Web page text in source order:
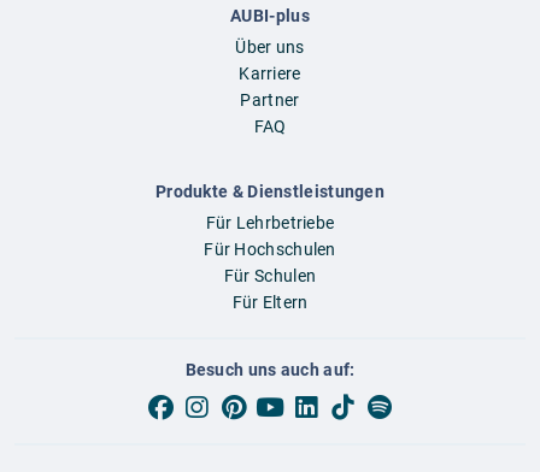
AUBI-plus
Über uns
Karriere
Partner
FAQ
Produkte & Dienstleistungen
Für Lehrbetriebe
Für Hochschulen
Für Schulen
Für Eltern
Besuch uns auch auf: